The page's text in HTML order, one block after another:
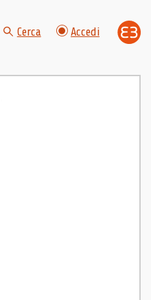
Cerca Accedi